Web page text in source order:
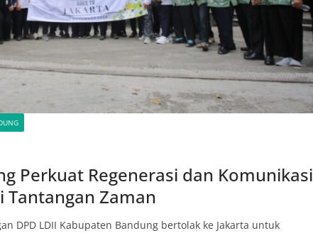
Perkuat Regenerasi dan Komunikasi
Zaman
DPD LDII Kabupaten Bandung bertolak ke Jakarta untuk